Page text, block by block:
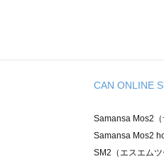
CAN ONLINE
Samansa Mos2
Samansa Mos2
SM2（エスエム